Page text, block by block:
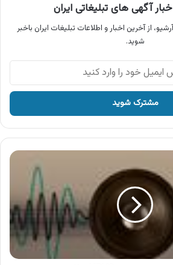
آگهی های تبلیغاتی ایران
از آخرین اخبار و اطلاعات تبلیغات ایران باخبر
شوید.